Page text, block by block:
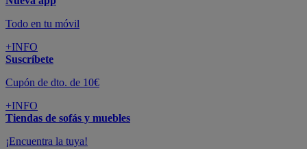
Todo en tu móvil
+INFO
Suscríbete
Cupón de dto. de 10€
+INFO
Tiendas de sofás y muebles
¡Encuentra la tuya!